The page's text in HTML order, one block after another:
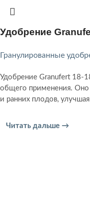
Удобрение
Гранулированные
Удобрение Granufert 18-
общего применения. Оно
и ранних плодов,
Читать дальше →